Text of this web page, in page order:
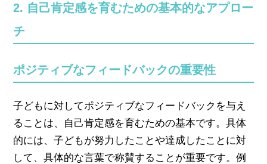
2. 自己肯定感を育むための基本的なアプロー
チ
ポジティブなフィードバックの重要性
子どもに対してポジティブなフィードバックを与え
ることは、自己肯定感を育むための基本です。具体
的には、子どもが努力したことや達成したことに対
して、具体的な言葉で称賛することが重要です。例